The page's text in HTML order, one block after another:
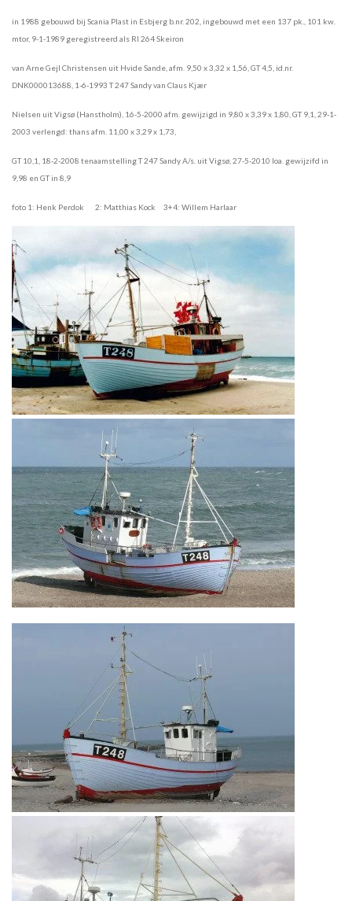
in 1988 gebouwd bij Scania Plast in Esbjerg b.nr. 202, ingebouwd met een 137 pk., 101 kw.
mtor, 9-1-1989 geregistreerd als RI 264 Skeiron
van Arne Gejl Christensen uit Hvide Sande, afm. 9,50 x 3,32 x 1,56, GT 4,5, id.nr.
DNK000013688, 1-6-1993 T 247 Sandy van Claus Kjær
Nielsen uit Vigsø (Hanstholm), 16-5-2000 afm. gewijzigd in 9,80 x 3,39 x 1,80, GT 9,1, 29-1-
2003 verlengd: thans afm. 11,00 x 3,29 x 1,73,
GT 10,1, 18-2-2008 tenaamstelling T 247 Sandy A/s. uit Vigsø, 27-5-2010 loa. gewijzifd in
9,98 en GT in 8,9
foto 1: Henk Perdok 2: Matthias Kock 3+4: Willem Harlaar